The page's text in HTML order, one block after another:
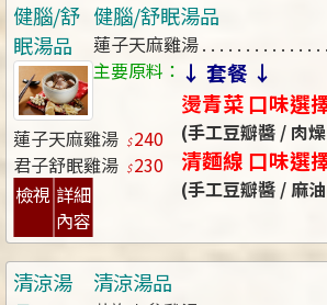
健腦/舒
眠湯品
蓮子天麻雞湯
240
君子舒眠雞湯
230
檢視 詳細
內容
健腦/舒眠湯品
蓮子天麻雞湯
主要原料： ↓ 套餐 ↓
燙青菜 口味選
(手工豆瓣醬 / 肉
清麵線 口味選
(手工豆瓣醬 / 麻
清涼湯
清涼湯品